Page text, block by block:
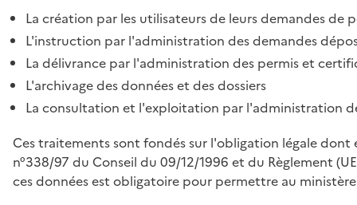
La création par les utilisateurs de leurs demandes
L'instruction par l'administration des demandes
La délivrance par l'administration des permis et
L'archivage des données et des dossiers
La consultation et l'exploitation par l'administration
Ces traitements sont fondés sur l'obligation légale
n°338/97 du Conseil du 09/12/1996 et du Règlement
ces données est obligatoire pour permettre au